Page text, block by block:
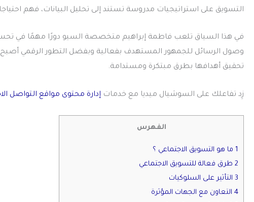
التسويق على استراتيجيات مدروسة تستند إلى تحليل البيانات، فهم
في هذا السياق تلعب فاطمة إبراهيم متخصصة السيو دورًا مهمًا في
وصول الرسائل للجمهور المستهدف بفعالية وبفضل التطور الرقمي أصبح
تحقيق أهدافها بطرق مبتكرة ومستدامة.
زِد تفاعلك على السوشيال ميديا مع خدمات إدارة محتوى مواقع التواصل
الفهرس
1 ما هو التسويق الاجتماعي ؟
2 طرق فعالة للتسويق الاجتماعي
3 التأثير على السلوكيات
4 التعاون مع الجهات المؤثرة